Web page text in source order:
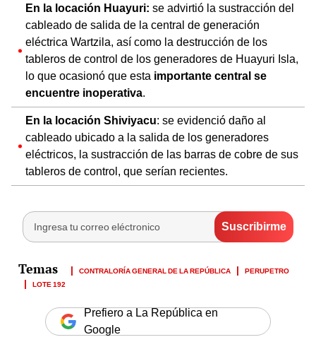
En la locación Huayuri: se advirtió la sustracción del
cableado de salida de la central de generación
eléctrica Wartzila, así como la destrucción de los
tableros de control de los generadores de Huayuri Isla,
lo que ocasionó que esta importante central se
encuentre inoperativa.
En la locación Shiviyacu: se evidenció daño al
cableado ubicado a la salida de los generadores
eléctricos, la sustracción de las barras de cobre de sus
tableros de control, que serían recientes.
CONTRALORÍA GENERAL DE LA REPÚBLICA
PERUPETRO
LOTE 192
Prefiero a La República en
Google